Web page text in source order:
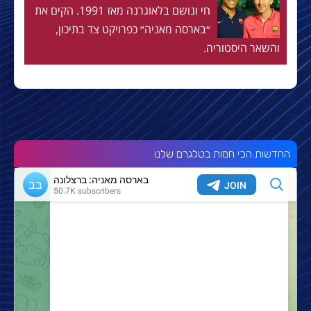
חי ונושם בלאוגרנה מאז 1991. הקים את
״בארסה מאניה״ כפרויקט צד בתיכון,
והשאר היסטוריה.
החדשות הכי חמות בטלגרם שלנו